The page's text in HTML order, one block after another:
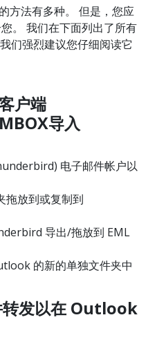
方法有多种。 但是，您应
。 我们在下面列出了所有
们强烈建议您仔细阅读它
户端
MBOX导入
电子邮件帐户以
拖放到或复制到
导出/拖放到 EML
的新的单独文件夹中
发以在 Outlook